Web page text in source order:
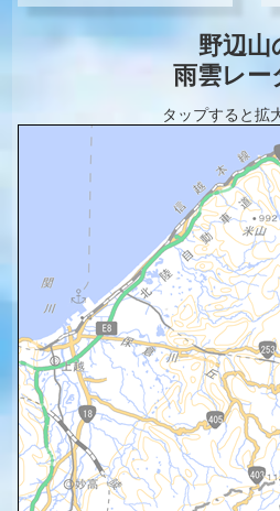
野辺山
雨雲レー
タップすると拡